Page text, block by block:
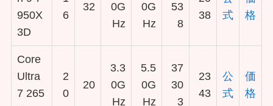
950X
3D
6
32
0G
Hz
0G
Hz
53
8
38
式
格
Core
Ultra
7 265
2
0
20
3.3
0G
Hz
5.5
0G
Hz
37
30
3
23
43
公
式
価
格